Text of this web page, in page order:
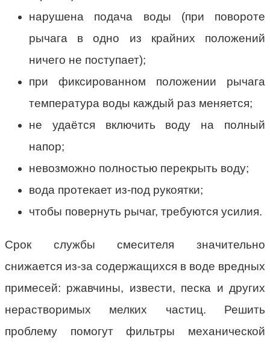
нарушена подача воды (при повороте
рычага в одно из крайних положений
ничего не поступает);
при фиксированном положении рычага
температура воды каждый раз меняется;
не удаётся включить воду на полный
напор;
невозможно полностью перекрыть воду;
вода протекает из-под рукоятки;
чтобы повернуть рычаг, требуются усилия.
Срок службы смесителя значительно
снижается из-за содержащихся в воде вредных
примесей: ржавчины, извести, песка и других
нерастворимых мелких частиц. Решить
проблему помогут фильтры механической